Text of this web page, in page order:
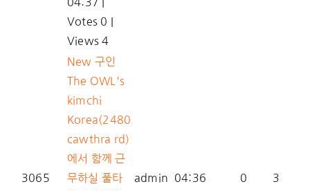
Votes 0
Views 4
3065
New 구인
The OWL's
kimchi
Korea(2480
cawthra rd)
에서 함께 근
무하실 풀타
admin 04:36 0 3